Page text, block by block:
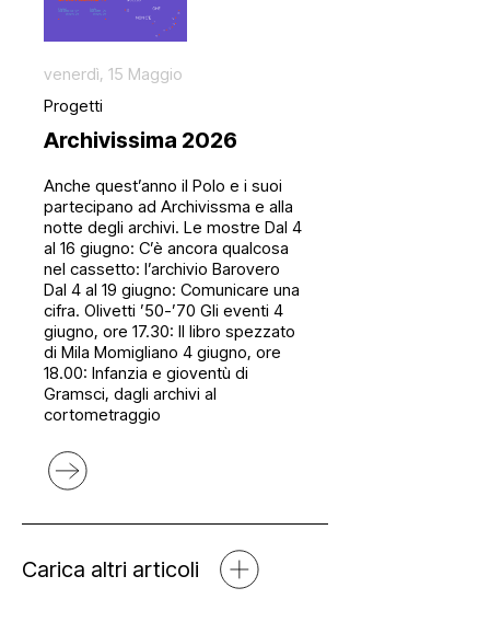
venerdì, 15 Maggio
Progetti
Archivissima 2026
Anche quest’anno il Polo e i suoi
partecipano ad Archivissma e alla
notte degli archivi. Le mostre Dal 4
al 16 giugno: C’è ancora qualcosa
nel cassetto: l’archivio Barovero
Dal 4 al 19 giugno: Comunicare una
cifra. Olivetti ’50-’70 Gli eventi 4
giugno, ore 17.30: Il libro spezzato
di Mila Momigliano 4 giugno, ore
18.00: Infanzia e gioventù di
Gramsci, dagli archivi al
cortometraggio
Carica altri articoli